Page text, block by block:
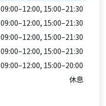
09:00–12:00, 15:00–21:30
09:00–12:00, 15:00–21:30
09:00–12:00, 15:00–21:30
09:00–12:00, 15:00–21:30
09:00–12:00, 15:00–20:00
休息